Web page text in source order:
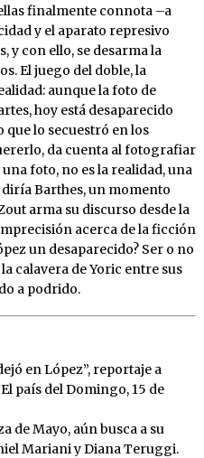
finalmente connota –a
y el aparato represivo
y con ello, se desarma la
El juego del doble, la
aunque la foto de
hoy está desaparecido
lo secuestró en los
da cuenta al fotografiar
foto, no es la realidad, una
Barthes, un momento
arma su discurso desde la
acerca de la ficción
un desaparecido? Ser o no
calavera de Yoric entre sus
a podrido.
en López”, reportaje a
país del Domingo, 15 de
de Mayo, aún busca a su
Mariani y Diana Teruggi.